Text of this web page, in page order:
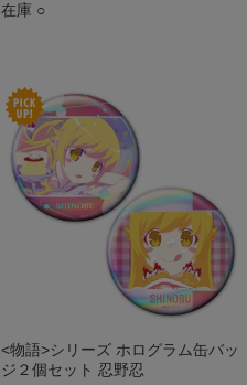
在庫 ○
<物語>シリーズ ホログラム缶バッ
ジ２個セット 忍野忍